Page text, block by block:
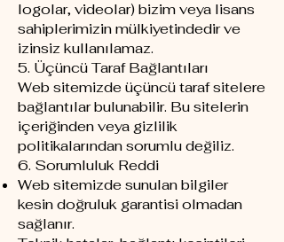
logolar, videolar) bizim veya lisans
sahiplerimizin mülkiyetindedir ve
izinsiz kullanılamaz.
5. Üçüncü Taraf Bağlantıları
Web sitemizde üçüncü taraf sitelere
bağlantılar bulunabilir. Bu sitelerin
içeriğinden veya gizlilik
politikalarından sorumlu değiliz.
6. Sorumluluk Reddi
Web sitemizde sunulan bilgiler
kesin doğruluk garantisi olmadan
sağlanır.